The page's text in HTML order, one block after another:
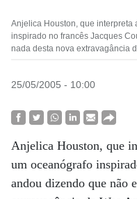
Anjelica Houston, que interpreta
inspirado no francês Jacques
nada desta nova extravagância
25/05/2005 - 10:00
Anjelica Houston, que
um oceanógrafo
andou dizendo que não